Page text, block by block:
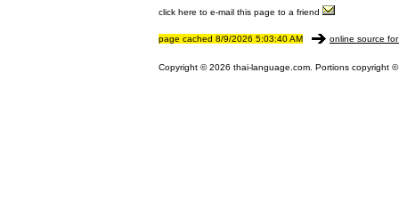
click here to e-mail this page to a friend
page cached 8/9/2026 5:03:40 AM online source
Copyright © 2026 thai-language.com. Portions copyright